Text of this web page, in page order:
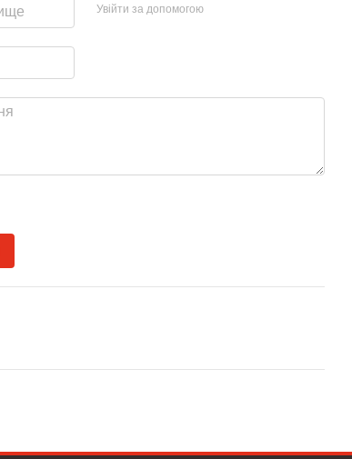
Увійти за допомогою